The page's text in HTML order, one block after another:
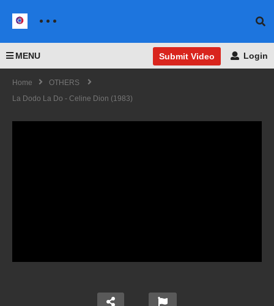
MENU Submit Video Login
Home
OTHERS
La Dodo La Do - Celine Dion (1983)